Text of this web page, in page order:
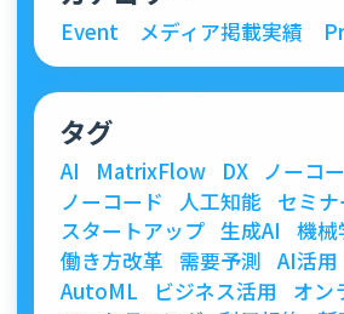
Event メディア掲載実績
タグ
AI MatrixFlow DX
ノーコ
ノーコード
人工知能
セミナ
スタートアップ 生成AI
機械
働き方改革
需要予測 AI活用
AutoML
ビジネス活用 オン